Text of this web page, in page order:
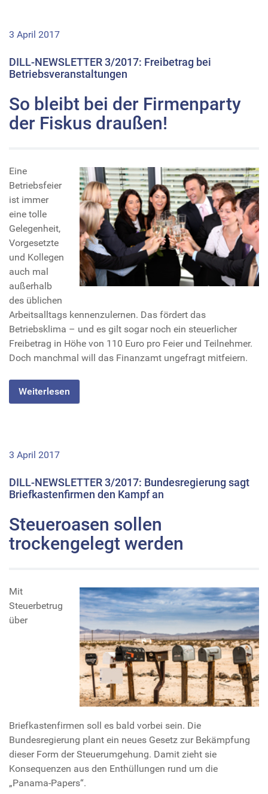
3 April 2017
DILL-NEWSLETTER 3/2017: Freibetrag bei
Betriebsveranstaltungen
So bleibt bei der Firmenparty
der Fiskus draußen!
Eine
Betriebsfeier
ist immer
eine tolle
Gelegenheit,
Vorgesetzte
und Kollegen
auch mal
außerhalb
des üblichen
Arbeitsalltags kennenzulernen. Das fördert das
Betriebsklima – und es gilt sogar noch ein steuerlicher
Freibetrag in Höhe von 110 Euro pro Feier und Teilnehmer.
Doch manchmal will das Finanzamt ungefragt mitfeiern.
Weiterlesen
3 April 2017
DILL-NEWSLETTER 3/2017: Bundesregierung sagt
Briefkastenfirmen den Kampf an
Steueroasen sollen
trockengelegt werden
Mit
Steuerbetrug
über
Briefkastenfirmen soll es bald vorbei sein. Die
Bundesregierung plant ein neues Gesetz zur Bekämpfung
dieser Form der Steuerumgehung. Damit zieht sie
Konsequenzen aus den Enthüllungen rund um die
„Panama-Papers“.